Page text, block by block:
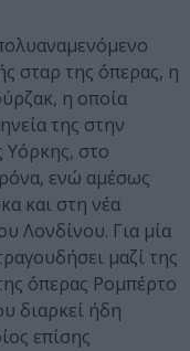
σταρ της όπερας, η
η οποία
της στην
Υόρκης, στο
ενώ αμέσως
και στη νέα
Λονδίνου. Για μία
μαζί της
όπερας Ρομπέρτο
διαρκεί ήδη
επίσης